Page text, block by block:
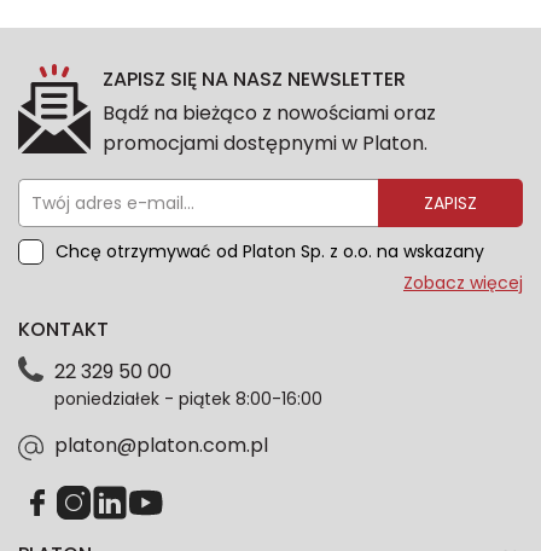
ZAPISZ SIĘ NA NASZ NEWSLETTER
Bądź na bieżąco z nowościami oraz
promocjami dostępnymi w Platon.
ZAPISZ
Chcę otrzymywać od Platon Sp. z o.o. na wskazany
przeze mnie adres e-mail informacje marketingowe
dotyczące danych osobowych znajdziesz w naszej
każdym czasie. Wycofanie zgody nie wpłynie na
zgodność z prawem przetwarzania dokonanego przed
Zobacz więcej
KONTAKT
22 329 50 00
poniedziałek - piątek 8:00-16:00
platon@platon.com.pl